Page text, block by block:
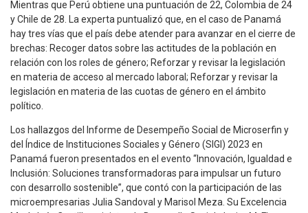
Mientras que Perú obtiene una puntuación de 22, Colombia de 24
y Chile de 28. La experta puntualizó que, en el caso de Panamá
hay tres vías que el país debe atender para avanzar en el cierre de
brechas: Recoger datos sobre las actitudes de la población en
relación con los roles de género; Reforzar y revisar la legislación
en materia de acceso al mercado laboral; Reforzar y revisar la
legislación en materia de las cuotas de género en el ámbito
político.
Los hallazgos del Informe de Desempeño Social de Microserfin y
del Índice de Instituciones Sociales y Género (SIGI) 2023 en
Panamá fueron presentados en el evento “Innovación, Igualdad e
Inclusión: Soluciones transformadoras para impulsar un futuro
con desarrollo sostenible”, que contó con la participación de las
microempresarias Julia Sandoval y Marisol Meza. Su Excelencia